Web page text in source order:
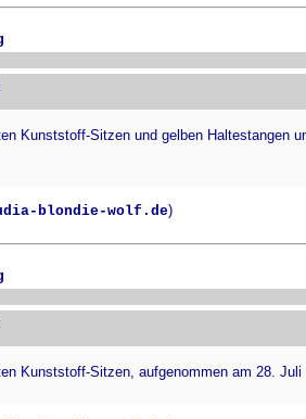
Kunststoff-Sitzen und gelben Haltestangen
blondie-wolf.de)
Kunststoff-Sitzen, aufgenommen am 28. Juli